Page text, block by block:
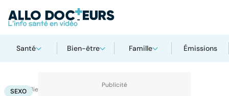
Santé Bien-être Famille Émissions
Accueil Bien-être
SEXO